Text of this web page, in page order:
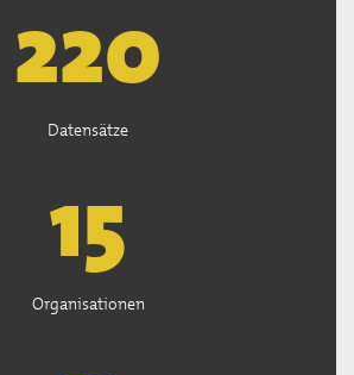
222
Datensätze
15
Organisationen